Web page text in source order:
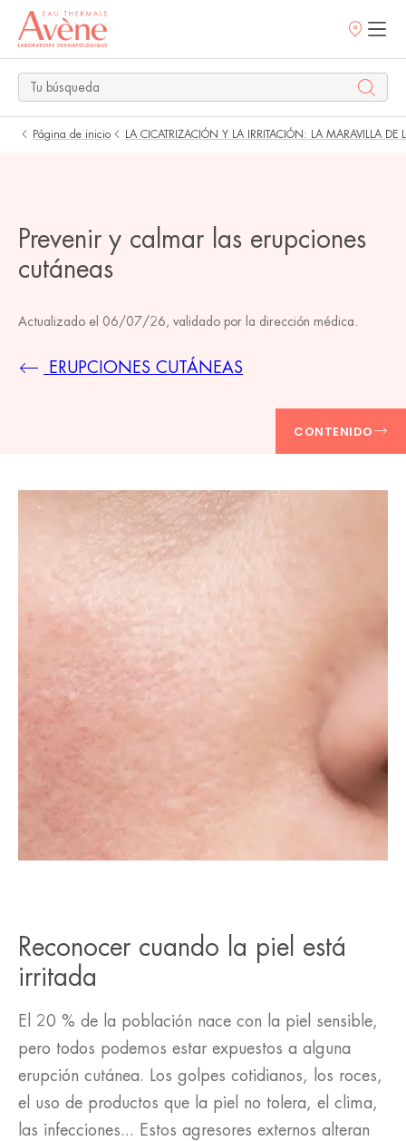
Puntos
venta
Página de inicio LA CICATRIZACIÓN Y LA IRRITACIÓN: LA MARAVILLA DE
Prevenir y calmar las erupciones
cutáneas
Actualizado el 06/07/26 , validado por la dirección médica
ERUPCIONES CUTÁNEAS
CONTENIDO
Reconocer cuando la piel está
irritada
El 20 % de la población nace con la piel sensible,
pero todos podemos estar expuestos a alguna
erupción cutánea. Los golpes cotidianos, los roces,
el uso de productos que la piel no tolera, el clima,
las infecciones... Estos agresores externos alteran